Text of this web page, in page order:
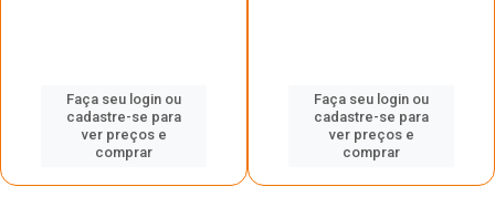
Faça seu login ou
cadastre-se para
ver preços e
comprar
Faça seu login ou
cadastre-se para
ver preços e
comprar